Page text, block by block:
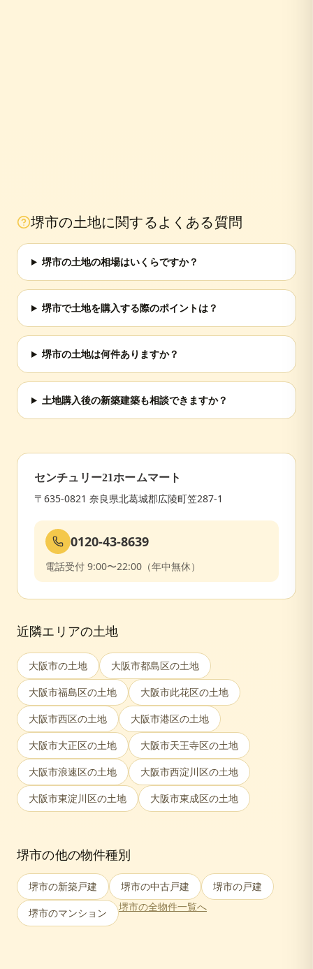
堺市の土地に関するよくある質問
堺市の土地の相場はいくらですか？
堺市で土地を購入する際のポイントは？
堺市の土地は何件ありますか？
土地購入後の新築建築も相談できますか？
センチュリー21ホームマート
〒635-0821 奈良県北葛城郡広陵町笠287-1
0120-43-8639
電話受付 9:00〜22:00（年中無休）
近隣エリアの土地
大阪市の土地 大阪市都島区の土地
大阪市福島区の土地 大阪市此花区の土地
大阪市西区の土地 大阪市港区の土地
大阪市大正区の土地 大阪市天王寺区の土地
大阪市浪速区の土地 大阪市西淀川区の土地
大阪市東淀川区の土地 大阪市東成区の土地
堺市の他の物件種別
堺市の新築戸建 堺市の中古戸建 堺市の戸建
堺市のマンション 堺市の全物件一覧へ